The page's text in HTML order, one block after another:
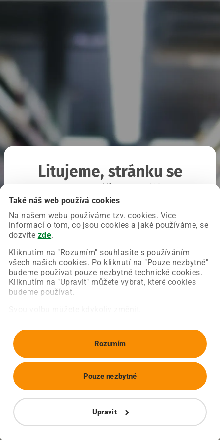
Také náš web používá cookies
Na našem webu používáme tzv. cookies. Více
informací o tom, co jsou cookies a jaké používáme, se
dozvíte zde.
Kliknutím na "Rozumím" souhlasíte s používáním
všech našich cookies. Po kliknutí na "Pouze nezbytné"
budeme používat pouze nezbytné technické cookies.
Kliknutím na "Upravit" můžete vybrat, které cookies
budeme používat.
Rozumím
Upravit
Pouze nezbytné
Litujeme, stránku se
Chyba nastala na naší straně a už ji opravujeme.
Zkuste prosím znovu načíst požadovanou stránku.
Obnovit stránku Úvodní strana